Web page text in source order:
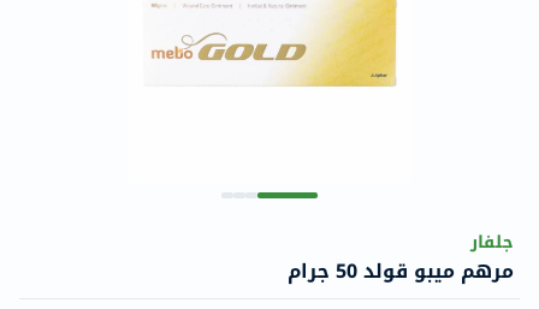
جلفار
مرهم ميبو قولد 50 جرام